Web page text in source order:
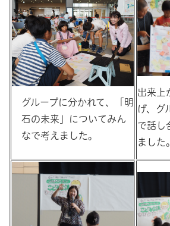
グループに分かれて、「明
石の未来」についてみん
なで考えました。
出来上
げ、グ
で話し
ました。